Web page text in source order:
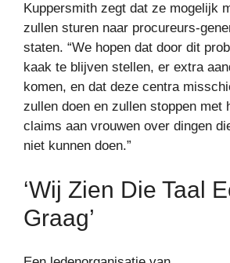
Kuppersmith zegt dat ze mogelijk
zullen sturen naar procureurs-
staten. “We hopen dat door dit
kaak te blijven stellen, er extra
komen, en dat deze centra
zullen doen en zullen stoppen met
claims aan vrouwen over dingen
niet kunnen doen.”
‘Wij Zien Die Taal
Graag’